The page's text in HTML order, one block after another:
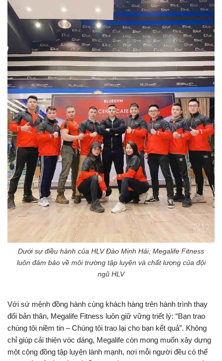
Dưới sự điều hành của HLV Đào Minh Hải, Megalife Fitness
luôn đảm bảo về môi trường tập luyện và chất lượng của đội
ngũ HLV
Với sứ mệnh đồng hành cùng khách hàng trên hành trình thay
đổi bản thân, Megalife Fitness luôn giữ vững triết lý: “Bạn trao
chúng tôi niềm tin – Chúng tôi trao lại cho bạn kết quả”. Không
chỉ giúp cải thiện vóc dáng, Megalife còn mong muốn xây dựng
một cộng đồng tập luyện lành mạnh, nơi mỗi người đều có thể